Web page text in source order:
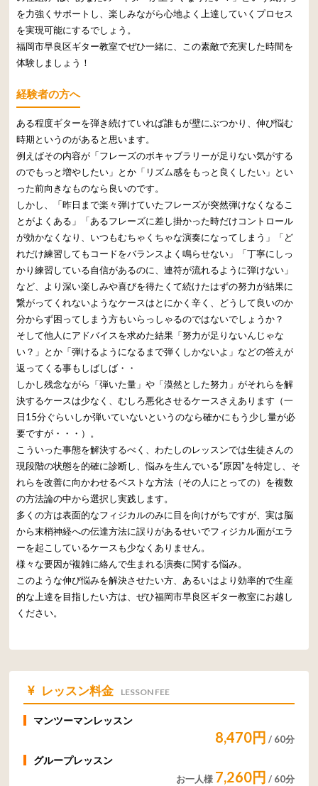
を力強くサポートし、楽しみながら心地よく上達していくプロセス
を実現可能にするでしょう。
福岡市早良区ギター教室でぜひ一緒に、この素敵で充実した時間を
体験しましょう！
経験者の方へ
ある程度ギターを弾き続けていれば誰もが壁にぶつかり、伸び悩む
時期というのがあると思います。
例えばその内容が「フレーズのボキャブラリーが足りない気がする
のでもっと増やしたい」とか「リズム感をもっと良くしたい」とい
った前向きなものなら良いのです。
しかし、「昨日まで楽々弾けていたフレーズが突然弾けなくなるこ
とがよくある」「あるフレーズに差し掛かった時だけコントロール
が効かなくなり、いつもむちゃくちゃな演奏になってしまう」「ど
れだけ練習してもコードをバランスよく鳴らせない」「丁寧にしっ
かり練習している自信があるのに、連符が流れるように弾けない」
など、より深い楽しみや喜びを得たくて続けたはずの努力が結果に
繋がってくれないようなケースはとにかく辛く、どうして良いのか
分からず困ってしまう方もいらっしゃるのではないでしょうか？
そして他人にアドバイスを求めた結果「努力が足りないんじゃな
い？」とか「弾けるようになるまで弾くしかないよ」などの答えが
返ってくる事もしばしば・・
しかし残念ながら「弾いた量」や「漠然とした努力」がそれらを解
決するケースは少なく、むしろ悪化させるケースさえあります（一
日15分ぐらいしか弾いていないというのなら確かにもう少し量が必
要ですが・・・）。
こういった事態を解決するべく、わたしのレッスンでは生徒さんの
現段階の状態を的確に診断し、悩みを生んでいる“原因”を特定し、そ
れらを改善に向かわせるベストな方法（その人にとっての）を複数
の方法論の中から選択し実践します。
多くの方は表面的なフィジカルのみに目を向けがちですが、実は脳
から末梢神経への伝達方法に誤りがあるせいでフィジカル面がエラ
ーを起こしているケースも少なくありません。
様々な要因が複雑に絡んで生まれる演奏に関する悩み。
このような伸び悩みを解決させたい方、あるいはより効率的で生産
的な上達を目指したい方は、ぜひ福岡市早良区ギター教室にお越し
ください。
レッスン料金 LESSON FEE
マンツーマンレッスン
8,470円 / 60分
グループレッスン
お一人様 7,260円 / 60分